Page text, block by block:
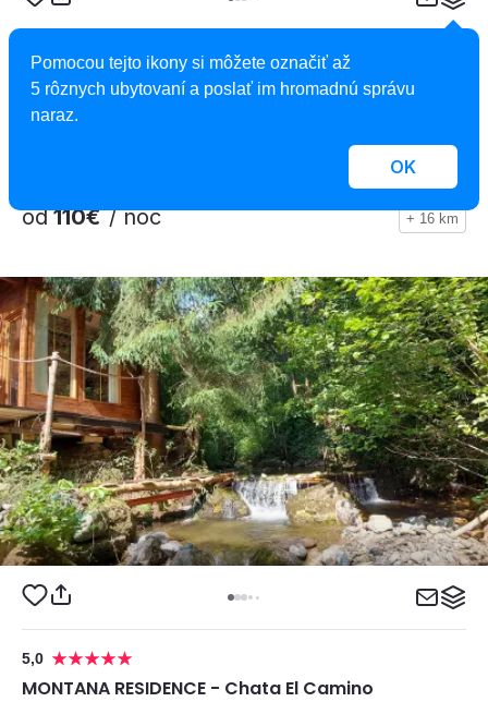
Apartmán Diana
Apartmán, Bešeňová, Slovensko
4 osoby, 1 spálňa
od110€ / noc + 16 km
5,0
MONTANA RESIDENCE - Chata El Camino
Pomocou tejto ikony si môžete označiť až
5 rôznych ubytovaní a poslať im hromadnú správu
naraz.
OK